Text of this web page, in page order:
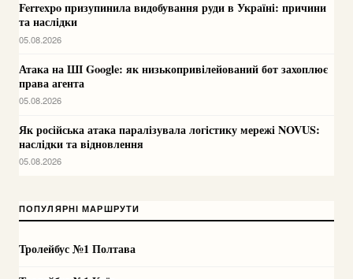
Ferrexpo призупинила видобування руди в Україні: причини
та наслідки
05.08.2026
Атака на ШІ Google: як низькопривілейований бот захоплює
права агента
05.08.2026
Як російська атака паралізувала логістику мережі NOVUS:
наслідки та відновлення
05.08.2026
ПОПУЛЯРНІ МАРШРУТИ
Тролейбус №1 Полтава